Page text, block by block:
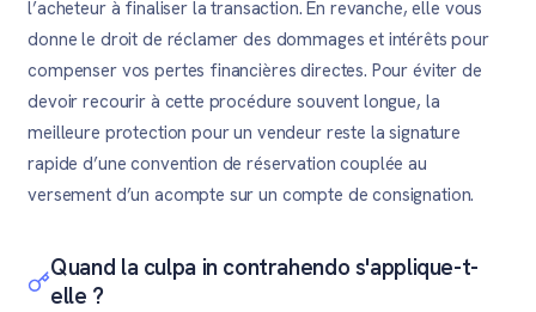
l’acheteur à finaliser la transaction. En revanche, elle vous
donne le droit de réclamer des dommages et intérêts pour
compenser vos pertes financières directes. Pour éviter de
devoir recourir à cette procédure souvent longue, la
meilleure protection pour un vendeur reste la signature
rapide d’une convention de réservation couplée au
versement d’un acompte sur un compte de consignation.
Quand la culpa in contrahendo s'applique-t-
elle ?